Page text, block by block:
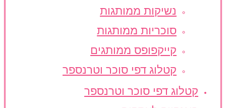
נשיקות ממותגות
סוכריות ממותגות
קייקפופס ממותגים
קטלוג דפי סוכר וטרנספר
קטלוג דפי סוכר וטרנספר